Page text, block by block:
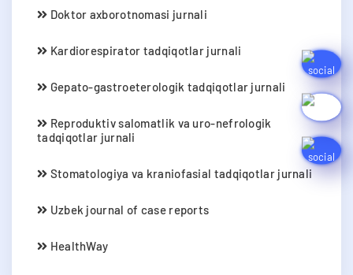
Doktor axborotnomasi jurnali
Kardiorespirator tadqiqotlar jurnali
Gepato-gastroeterologik tadqiqotlar jurnali
Reproduktiv salomatlik va uro-nefrologik
tadqiqotlar jurnali
Stomatologiya va kraniofasial tadqiqotlar jurnali
Uzbek journal of case reports
HealthWay